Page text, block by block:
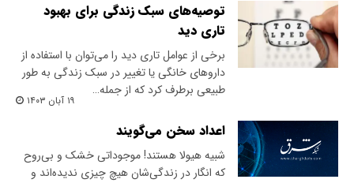
توصیه‌های سبک زندگی برای بهبود
تاری دید
برخی از عوامل تاری دید را می‌توان با استفاده از
داروهای خانگی یا تغییر در سبک زندگی به طور
طبیعی برطرف کرد که از جمله…
۱۹ آبان ۱۴۰۳
اعداد سخن می‌گویند
شبیه هیولا هستند! موجوداتی خشک و بی‌روح
که انگار در زندگی‌شان هیچ‌ چیزی ندیده‌اند و